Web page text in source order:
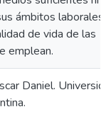
ámbitos laborales
de vida de las
emplean.
Daniel.